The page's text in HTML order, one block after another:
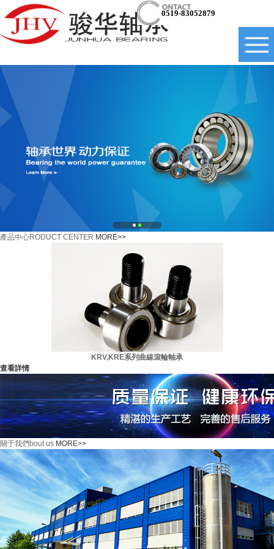
0519-83052879
產品中心RODUCT CENTER MORE>>
KRV,KRE系列曲線滾輪軸承
查看詳情
關于我們bout us MORE>>